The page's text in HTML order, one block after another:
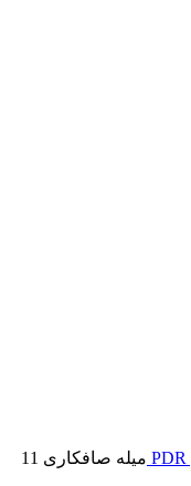
میله صافکاری 11